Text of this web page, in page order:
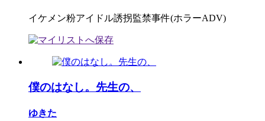
イケメン粉アイドル誘拐監禁事件(ホラーADV)
僕のはなし。先生の、
ゆきた